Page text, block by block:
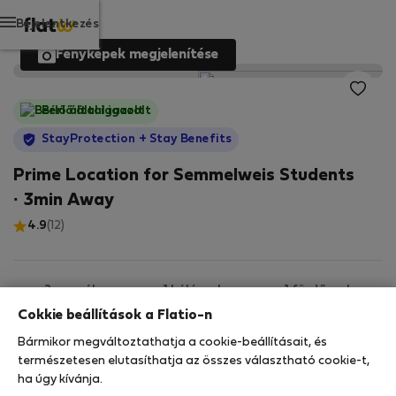
Bejelentkezés
Fényképek megjelenítése
Bérlő által igazolt
StayProtection + Stay Benefits
Prime Location for Semmelweis Students
· 3min Away
4.9(12)
2 személy 1 hálószoba 1 fürdőszoba
35 m 1. emelet Wi-Fi
Cokkie beállítások a Flatio-n
Bármikor megváltoztathatja a cookie-beállításait, és
természetesen elutasíthatja az összes választható cookie-t,
ha úgy kívánja.